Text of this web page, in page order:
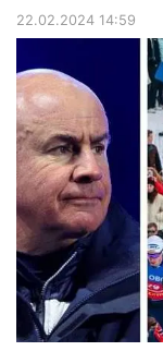
22.02.2024 14:59